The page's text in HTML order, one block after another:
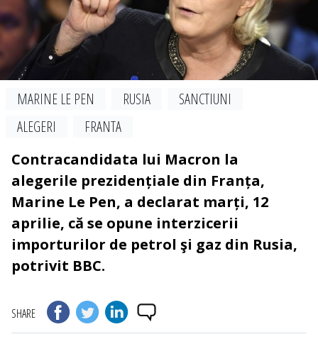
MARINE LE PEN RUSIA
SANCTIUNI
ALEGERI
FRANTA
Contracandidata lui Macron la
alegerile prezidențiale din Franța,
Marine Le Pen, a declarat marți, 12
aprilie, că se opune interzicerii
importurilor de petrol şi gaz din Rusia,
potrivit BBC.
SHARE